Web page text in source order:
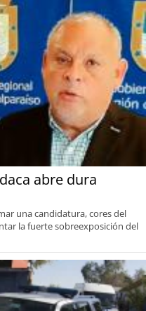
abre dura
una candidatura, cores del
la fuerte sobreexposición del